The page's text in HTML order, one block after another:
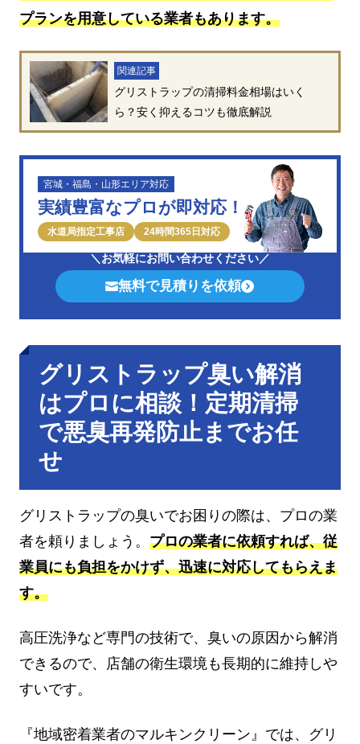
プランを用意している業者もあります。
関連記事
グリストラップの清掃料金相場はいく
ら？安く抑えるコツも徹底解説
宮城・福島・山形エリア対応
実績豊富なプロが即対応！
水道局指定工事店 24時間365日対応
＼お気軽にお問い合わせください／
無料で見積りを依頼
グリストラップ臭い解消
はプロに相談！定期清掃
で悪臭再発防止までお任
せ
グリストラップの臭いでお困りの際は、プロの業
者を頼りましょう。 プロの業者に依頼すれば、従
業員にも負担をかけず、迅速に対応してもらえま
す。
高圧洗浄など専門の技術で、臭いの原因から解消
できるので、店舗の衛生環境も長期的に維持しや
すいです。
『地域密着業者のマルキンクリーン』では、グリ